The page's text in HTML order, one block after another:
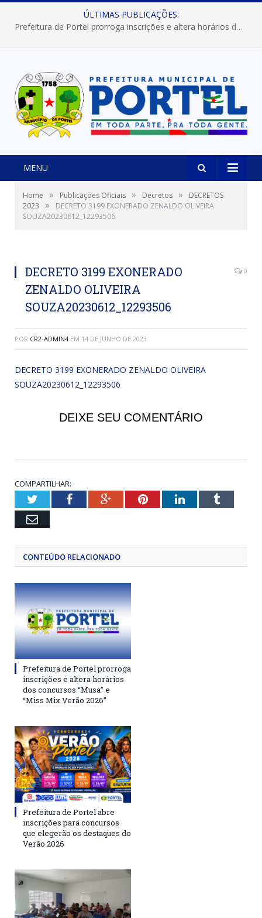
ÚLTIMAS PUBLICAÇÕES:
Prefeitura de Portel prorroga inscrições e altera horários dos concursos “Musa” e “Miss Mix Verão 2026”
MENU
Home » Publicações Oficiais » Decretos »
DECRETOS
2023
»
DECRETO 3199 EXONERADO ZENALDO OLIVEIRA
SOUZA20230612_12293506
DECRETO 3199 EXONERADO
ZENALDO OLIVEIRA
SOUZA20230612_12293506
0
POR CR2-ADMIN4 EM 14 DE JUNHO DE 2023
DECRETO 3199 EXONERADO ZENALDO OLIVEIRA
SOUZA20230612_12293506
DEIXE SEU COMENTÁRIO
COMPARTILHAR:
TwitterFacebookGoogle+PinterestLinkedInTumblr
Email
CONTEÚDO RELACIONADO
Prefeitura de Portel prorroga
inscrições e altera horários
dos concursos “Musa” e
“Miss Mix Verão 2026”
Prefeitura de Portel abre
inscrições para concursos
que elegerão os destaques do
Verão 2026